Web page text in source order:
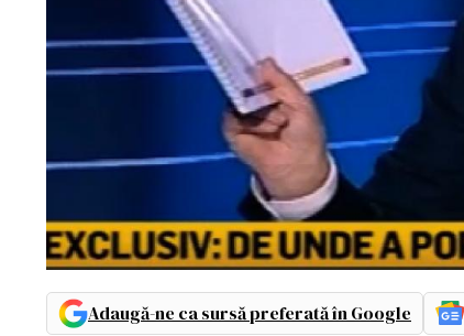
Adaugă-ne ca sursă preferată în Google